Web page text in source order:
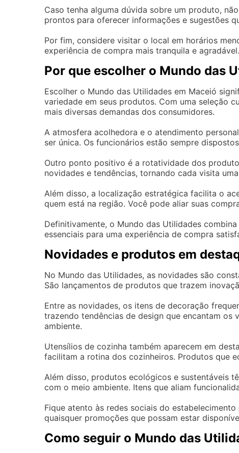
Caso tenha alguma dúvida sobre um produto,
prontos para oferecer informações e sugestões
Por fim, considere visitar o local em horários
experiência de compra mais tranquila e agradável.
Por que escolher o Mundo das
Escolher o Mundo das Utilidades em Maceió
variedade em seus produtos. Com uma seleção
mais diversas demandas dos consumidores.
A atmosfera acolhedora e o atendimento
ser única. Os funcionários estão sempre
Outro ponto positivo é a rotatividade dos
novidades e tendências, tornando cada visita
Além disso, a localização estratégica facilita o
quem está na região. Você pode aliar suas
Definitivamente, o Mundo das Utilidades
essenciais para uma experiência de compra
Novidades e produtos em
No Mundo das Utilidades, as novidades são
São lançamentos de produtos que trazem
Entre as novidades, os itens de decoração
trazendo tendências de design que encantam
ambiente.
Utensílios de cozinha também aparecem em
facilitam a rotina dos cozinheiros. Produtos que
Além disso, produtos ecológicos e sustentáveis
com o meio ambiente. Itens que aliam
Fique atento às redes sociais do
quaisquer promoções que possam estar
Como seguir o Mundo das